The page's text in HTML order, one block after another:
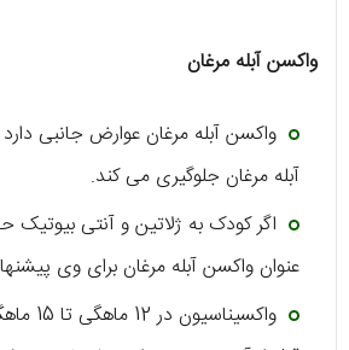
واکسن آبله مرغان
آبله مرغان جلوگیری می کند.
اگر کودک به ژلاتین و آنتی
عنوان واکسن آبله مرغان برای وی